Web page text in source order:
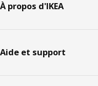
À propos d'IKEA
Aide et support